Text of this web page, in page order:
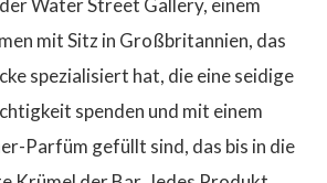
Water Street Gallery, einem
mit Sitz in Großbritannien, das
spezialisiert hat, die eine seidige
spenden und mit einem
Parfüm gefüllt sind, das bis in die